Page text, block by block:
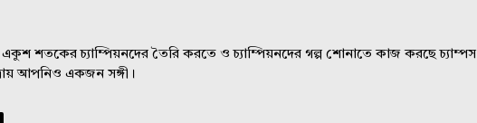
শতকের চ্যাম্পিয়নদের তৈরি করতে ও চ্যাম্পিয়নদের গল্প শোনাতে কাজ করছে চ্যাম্পস
আপনিও একজন সঙ্গী।